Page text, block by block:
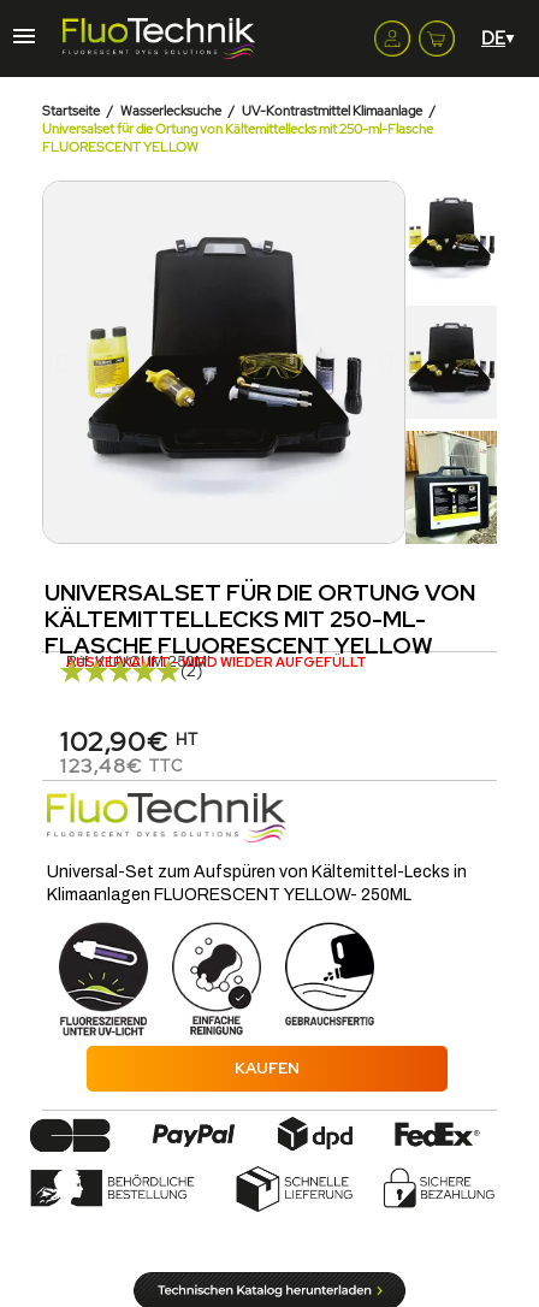
Startseite Wasserlecksuche
UV-Kontrastmittel Klimaanlage
Universalset für die Ortung von Kältemittellecks mit 250-ml-Flasche
FLUORESCENT YELLOW
UNIVERSALSET FÜR DIE ORTUNG VON
KÄLTEMITTELLECKS MIT 250-ML-
FLASCHE FLUORESCENT YELLOW
Réf. K.UVCLIM.250ML
AUSVERKAUFT - WIRD WIEDER AUFGEFÜLLT
(2)
102,90€ HT
123,48€ TTC
Universal-Set zum Aufspüren von Kältemittel-Lecks in
Klimaanlagen FLUORESCENT YELLOW- 250ML
KAUFEN